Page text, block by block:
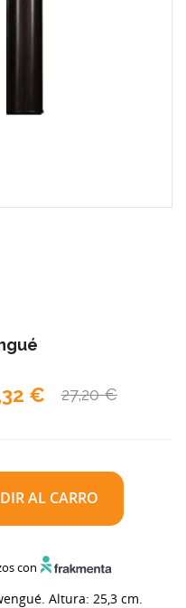
€ 27,20 €
Altura: 25,3 cm.
AL CARRO
con